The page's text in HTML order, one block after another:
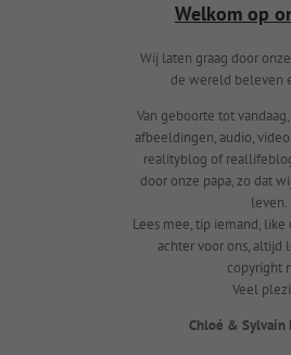
Welkom op
Wij laten graag door
de wereld beleven
Van geboorte tot
afbeeldingen, audio,
realityblog of
door onze papa, zo dat
leven.
Lees mee, tip iemand,
achter voor ons, altijd
copyright
Veel
Chloé & Sylvain